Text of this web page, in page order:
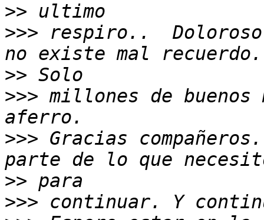
>>
>>> respiro..
>>
>>> millones de buenos
>>> Gracias
>>
>>>